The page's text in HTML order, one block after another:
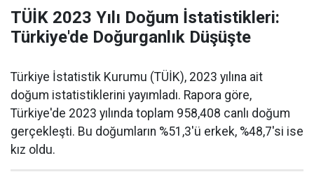
TÜİK 2023 Yılı Doğum İstatistikleri:
Türkiye'de Doğurganlık Düşüşte
Türkiye İstatistik Kurumu (TÜİK), 2023 yılına ait
doğum istatistiklerini yayımladı. Rapora göre,
Türkiye'de 2023 yılında toplam 958,408 canlı doğum
gerçekleşti. Bu doğumların %51,3'ü erkek, %48,7'si ise
kız oldu.